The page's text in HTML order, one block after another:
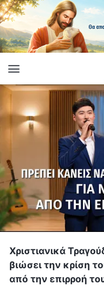
Χριστιανικά
βιώσει την κρίση
από την επιρροή